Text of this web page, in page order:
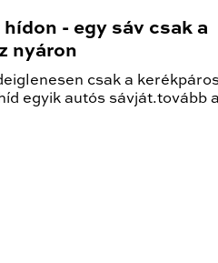
- egy sáv csak a
nyáron
csak a
egyik autós sávját.tovább